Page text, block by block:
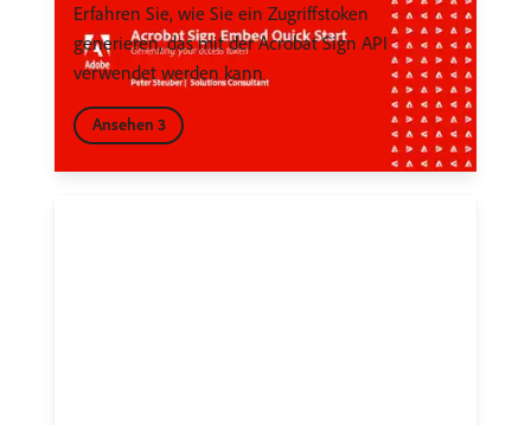
Erfahren Sie, wie Sie ein Zugriffstoken
generieren, das mit der Acrobat Sign API
verwendet werden kann
Ansehen 3